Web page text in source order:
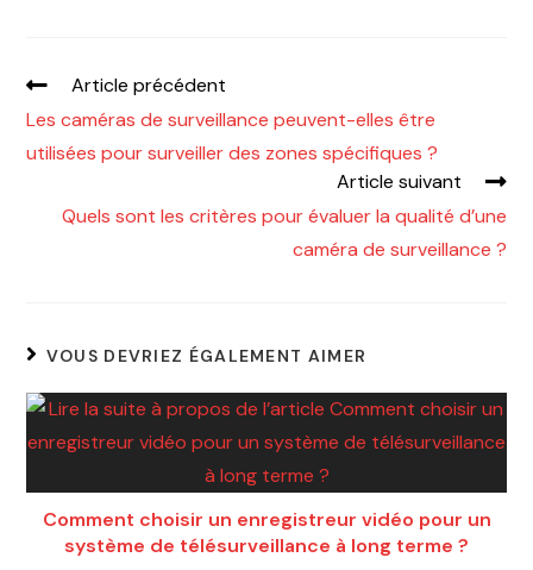
Article précédent
Les caméras de surveillance peuvent-elles être
utilisées pour surveiller des zones spécifiques ?
Article suivant
Quels sont les critères pour évaluer la qualité d’une
caméra de surveillance ?
VOUS DEVRIEZ ÉGALEMENT AIMER
Comment choisir un enregistreur vidéo pour un
système de télésurveillance à long terme ?